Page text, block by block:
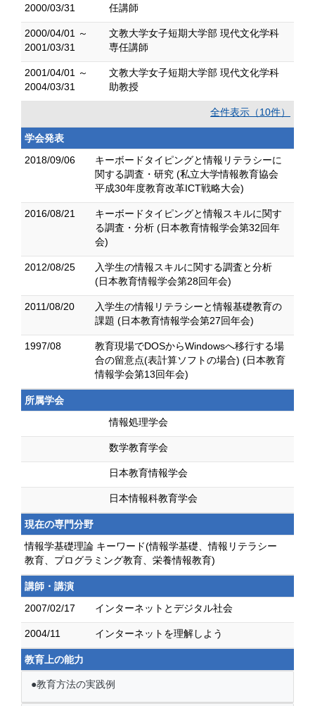
2000/03/31
任講師
2000/04/01 ～
2001/03/31
文教大学女子短期大学部 現代文化学科
専任講師
2001/04/01 ～
2004/03/31
文教大学女子短期大学部 現代文化学科
助教授
全件表示（10件）
学会発表
2018/09/06
キーボードタイピングと情報リテラシーに
関する調査・研究 (私立大学情報教育協会
平成30年度教育改革ICT戦略大会)
2016/08/21
キーボードタイピングと情報スキルに関す
る調査・分析 (日本教育情報学会第32回年
会)
2012/08/25
入学生の情報スキルに関する調査と分析
(日本教育情報学会第28回年会)
2011/08/20
入学生の情報リテラシーと情報基礎教育の
課題 (日本教育情報学会第27回年会)
1997/08
教育現場でDOSからWindowsへ移行する場
合の留意点(表計算ソフトの場合) (日本教育
情報学会第13回年会)
所属学会
情報処理学会
数学教育学会
日本教育情報学会
日本情報科教育学会
現在の専門分野
情報学基礎理論 キーワード(情報学基礎、情報リテラシー
教育、プログラミング教育、栄養情報教育)
講師・講演
2007/02/17
インターネットとデジタル社会
2004/11 インターネットを理解しよう
教育上の能力
●教育方法の実践例